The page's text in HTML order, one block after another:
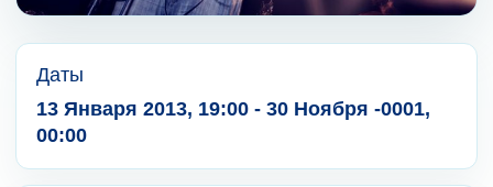
Даты
13 Января 2013, 19:00 - 30 Ноября -0001,
00:00